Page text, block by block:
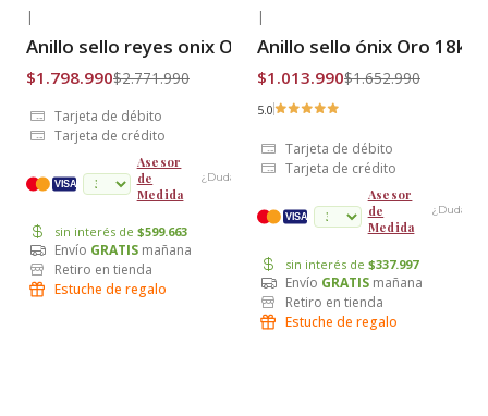
Envío Gratis
|
Anillo sello reyes onix Oro 18k
$1.798.990$2.771.990
Tarjeta de débito
Tarjeta de crédito
VISA
Asesor
de
Medida
¿Dudas?
sin interés de $599.663
Envío GRATIS mañana
Retiro en tienda
Estuche de regalo
Envío Gratis
|
Anillo sello ónix Oro 18k
$1.013.990$1.652.990
5.0
Tarjeta de débito
Tarjeta de crédito
VISA
Asesor
de
Medida
¿Dudas?
sin interés de $337.997
Envío GRATIS mañana
Retiro en tienda
Estuche de regalo